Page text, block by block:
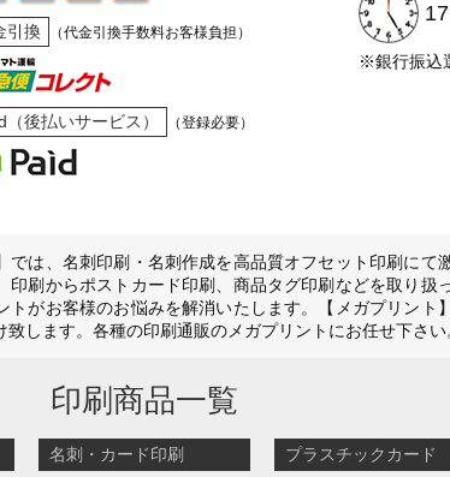
引換 （代金引換手数料お客様負担）
（後払いサービス） （登録必要）
※銀行振込
では、名刺印刷・名刺作成を高品質オフセット印刷にて
印刷からポストカード印刷、商品タグ印刷などを取り扱
トがお客様のお悩みを解消いたします。【メガプリント
します。各種の印刷通販のメガプリントにお任せ下さい
印刷商品一覧
名刺・カード印刷
プラスチックカード